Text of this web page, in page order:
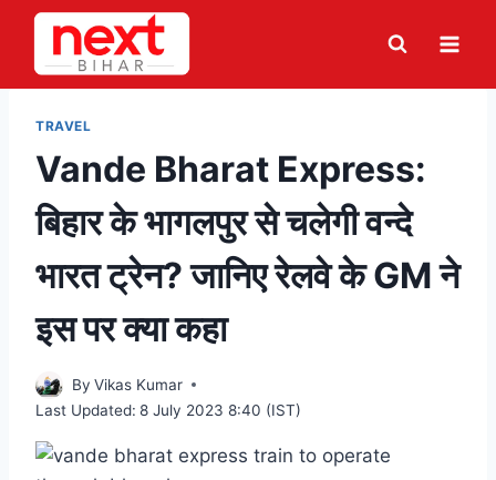
Skip
content
TRAVEL
Vande Bharat Express:
बिहार के भागलपुर से चलेगी वन्दे
भारत ट्रेन? जानिए रेलवे के GM ने
इस पर क्या कहा
By Vikas Kumar
Last Updated: 8 July 2023 8:40 (IST)